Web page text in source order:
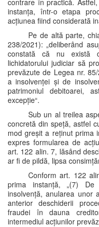
contrare în practică.
instanța, într-o etapa
acțiunea fiind considerată
Pe de altă parte,
238/2021): „deliberând
constată că nu există
lichidatorului judiciar să
prevăzute de Legea nr.
a insolvenței și de
patrimoniul debitoarei,
excepție“.
Sub un al treilea
concretă din speță, astfel
mod greșit a reținut prima
expres formularea de
art. 122 alin. 7, lăsând
ar fi de pildă, lipsa
Conform art. 122
prima instanță, „(7)
insolvență, anularea
anterior deschiderii
fraudei în dauna
intermediul acțiunilor